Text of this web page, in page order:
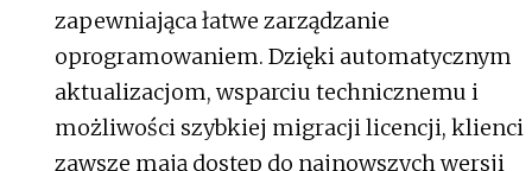
zapewniająca łatwe zarządzanie
oprogramowaniem. Dzięki automatycznym
aktualizacjom, wsparciu technicznemu i
możliwości szybkiej migracji licencji, klienci
zawsze mają dostęp do najnowszych wersji